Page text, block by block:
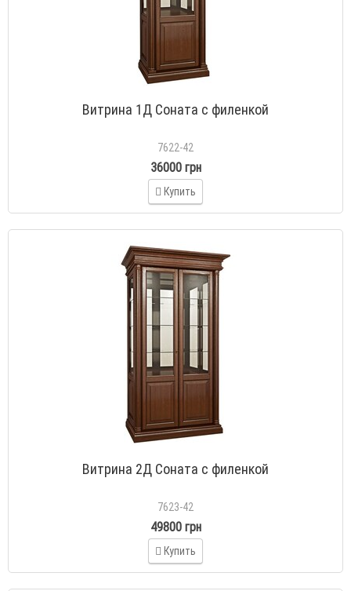
Витрина 1Д Соната с филенкой
7622-42
36000 грн
Купить
Витрина 2Д Соната с филенкой
7623-42
49800 грн
Купить